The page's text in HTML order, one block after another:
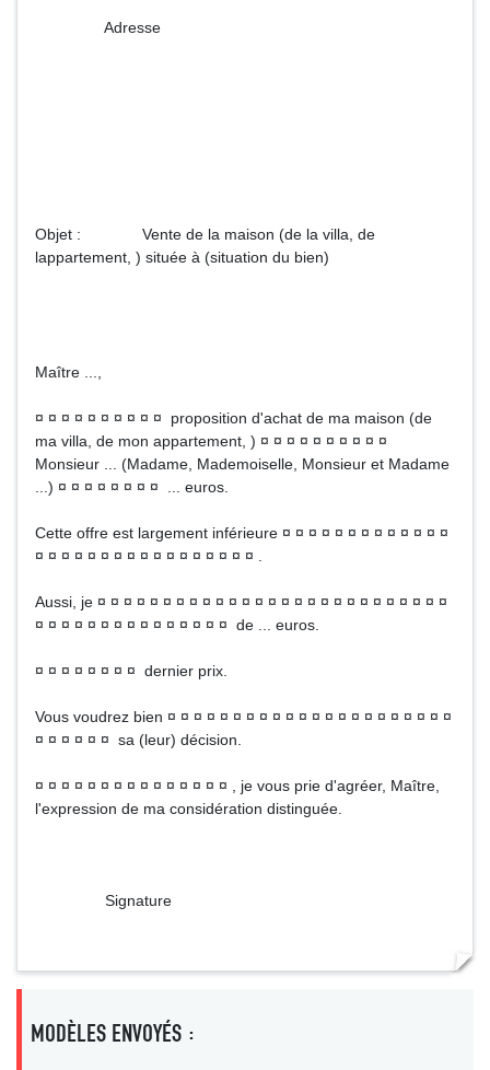
Adresse
Objet : Vente de la maison (de la villa, de
lappartement, ) située à (situation du bien)
Maître ...,
¤ ¤ ¤ ¤ ¤ ¤ ¤ ¤ ¤ ¤ proposition d'achat de ma maison (de
ma villa, de mon appartement, ) ¤ ¤ ¤ ¤ ¤ ¤ ¤ ¤ ¤ ¤
Monsieur ... (Madame, Mademoiselle, Monsieur et Madame
...) ¤ ¤ ¤ ¤ ¤ ¤ ¤ ¤ ... euros.
Cette offre est largement inférieure ¤ ¤ ¤ ¤ ¤ ¤ ¤ ¤ ¤ ¤ ¤ ¤ ¤
¤ ¤ ¤ ¤ ¤ ¤ ¤ ¤ ¤ ¤ ¤ ¤ ¤ ¤ ¤ ¤ ¤ .
Aussi, je ¤ ¤ ¤ ¤ ¤ ¤ ¤ ¤ ¤ ¤ ¤ ¤ ¤ ¤ ¤ ¤ ¤ ¤ ¤ ¤ ¤ ¤ ¤ ¤ ¤ ¤ ¤
¤ ¤ ¤ ¤ ¤ ¤ ¤ ¤ ¤ ¤ ¤ ¤ ¤ ¤ ¤ de ... euros.
¤ ¤ ¤ ¤ ¤ ¤ ¤ ¤ dernier prix.
Vous voudrez bien ¤ ¤ ¤ ¤ ¤ ¤ ¤ ¤ ¤ ¤ ¤ ¤ ¤ ¤ ¤ ¤ ¤ ¤ ¤ ¤ ¤ ¤
¤ ¤ ¤ ¤ ¤ ¤ sa (leur) décision.
¤ ¤ ¤ ¤ ¤ ¤ ¤ ¤ ¤ ¤ ¤ ¤ ¤ ¤ ¤ , je vous prie d'agréer, Maître,
l'expression de ma considération distinguée.
Signature
MODÈLES ENVOYÉS :